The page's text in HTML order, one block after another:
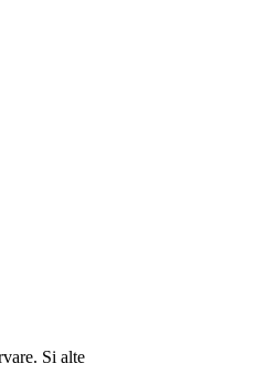
Si alte